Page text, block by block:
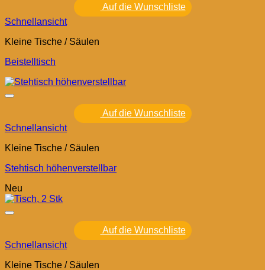
Auf die Wunschliste
Schnellansicht
Kleine Tische / Säulen
Beistelltisch
Auf die Wunschliste
Schnellansicht
Kleine Tische / Säulen
Stehtisch höhenverstellbar
Neu
Auf die Wunschliste
Schnellansicht
Kleine Tische / Säulen